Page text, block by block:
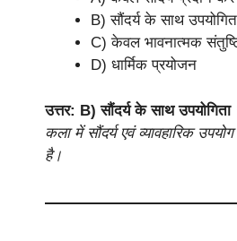
B) सौंदर्य के साथ
C) केवल भावनात्मक
D) धार्मिक प्रयोजन
उत्तर: B) सौंदर्य के साथ उपयोगिता
कला में सौंदर्य एवं व्यावहारिक
है।